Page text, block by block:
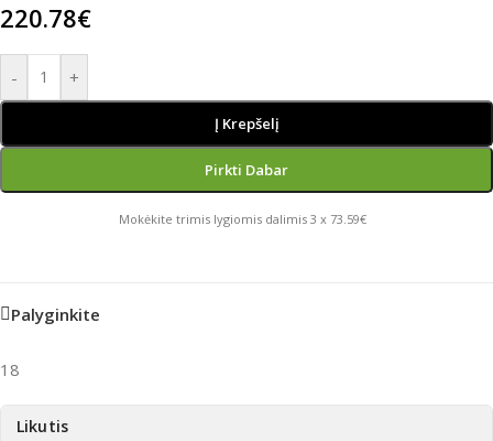
220.78€
- +
Į Krepšelį
Pirkti Dabar
Mokėkite trimis lygiomis dalimis 3 x 73.59€
Palyginkite
18
Likutis